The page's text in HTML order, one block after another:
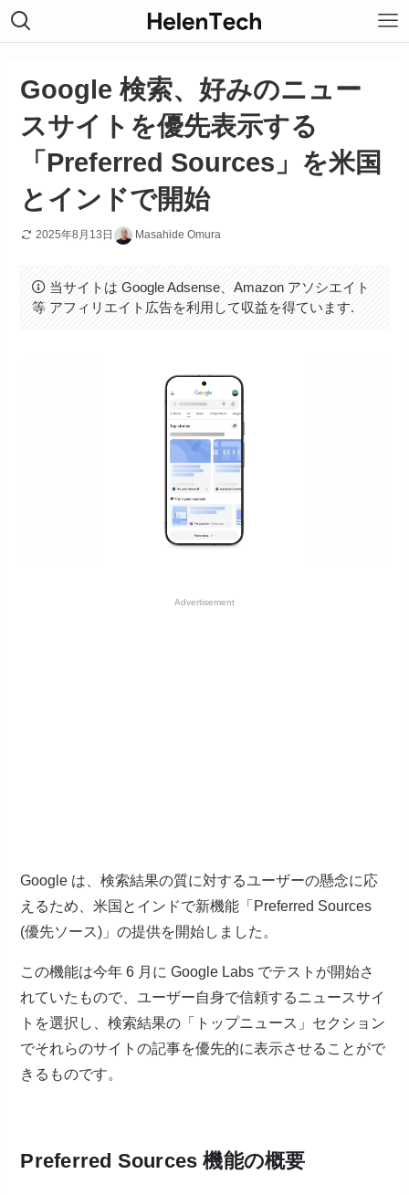
Google 検索、好みのニュー
スサイトを優先表示する
「Preferred Sources」を米国
とインドで開始
2025年8月13日 Masahide Omura
当サイトは Google Adsense、Amazon アソシエイト
等 アフィリエイト広告を利用して収益を得ています.
Advertisement
Google は、検索結果の質に対するユーザーの懸念に応
えるため、米国とインドで新機能「Preferred Sources
(優先ソース)」の提供を開始しました。
この機能は今年 6 月に Google Labs でテストが開始さ
れていたもので、ユーザー自身で信頼するニュースサイ
トを選択し、検索結果の「トップニュース」セクション
でそれらのサイトの記事を優先的に表示させることがで
きるものです。
Preferred Sources 機能の概要